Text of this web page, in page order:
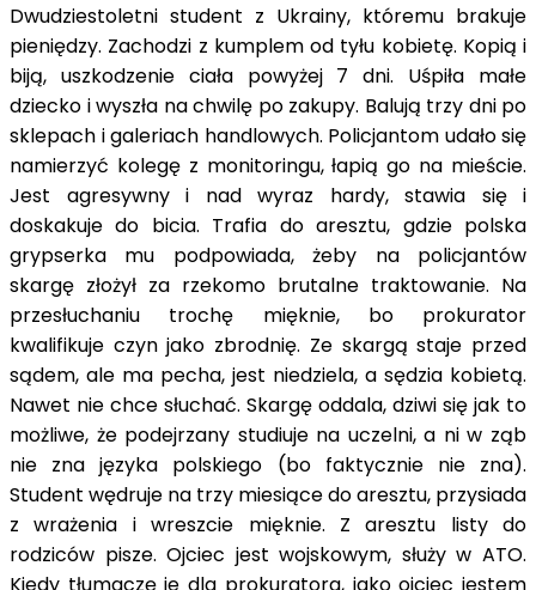
Dwudziestoletni student z Ukrainy, któremu brakuje
pieniędzy. Zachodzi z kumplem od tyłu kobietę. Kopią i
biją, uszkodzenie ciała powyżej 7 dni. Uśpiła małe
dziecko i wyszła na chwilę po zakupy. Balują trzy dni po
sklepach i galeriach handlowych. Policjantom udało się
namierzyć kolegę z monitoringu, łapią go na mieście.
Jest agresywny i nad wyraz hardy, stawia się i
doskakuje do bicia. Trafia do aresztu, gdzie polska
grypserka mu podpowiada, żeby na policjantów
skargę złożył za rzekomo brutalne traktowanie. Na
przesłuchaniu trochę mięknie, bo prokurator
kwalifikuje czyn jako zbrodnię. Ze skargą staje przed
sądem, ale ma pecha, jest niedziela, a sędzia kobietą.
Nawet nie chce słuchać. Skargę oddala, dziwi się jak to
możliwe, że podejrzany studiuje na uczelni, a ni w ząb
nie zna języka polskiego (bo faktycznie nie zna).
Student wędruje na trzy miesiące do aresztu, przysiada
z wrażenia i wreszcie mięknie. Z aresztu listy do
rodziców pisze. Ojciec jest wojskowym, służy w ATO.
Kiedy tłumaczę je dla prokuratora, jako ojciec jestem